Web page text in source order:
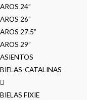
AROS 24”
AROS 26”
AROS 27.5”
AROS 29”
ASIENTOS
BIELAS-CATALINAS
BIELAS FIXIE